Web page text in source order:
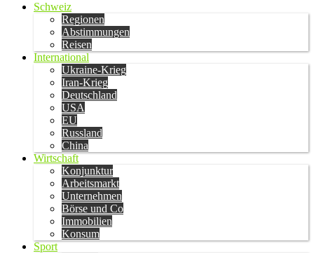
Schweiz
Regionen
Abstimmungen
Reisen
International
Ukraine-Krieg
Iran-Krieg
Deutschland
USA
EU
Russland
China
Wirtschaft
Konjunktur
Arbeitsmarkt
Unternehmen
Börse und Co
Immobilien
Konsum
Sport